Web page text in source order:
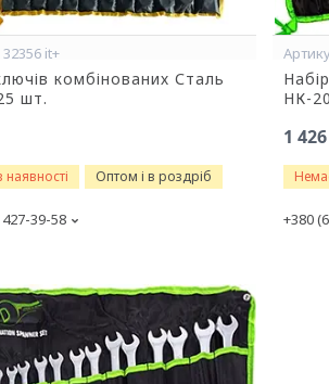
32356 it+
комбінованих Сталь
шт.
Оптом і в роздріб
39-58
НК-
1
+380